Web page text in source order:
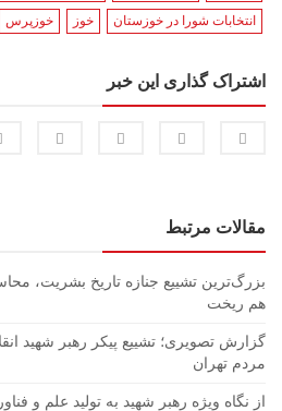
انتخابات شورا در خوزستان خوز خوزپرس
اشتراک گذاری این خبر
مقالات مرتبط
بزرگ‌ترین تشییع جنازه تاریخ بشریت،
هم ریخت
گزارش تصویری؛ تشییع پیکر رهبر شهید
مردم تهران
از نگاه ویژه رهبر شهید به تولید علم و